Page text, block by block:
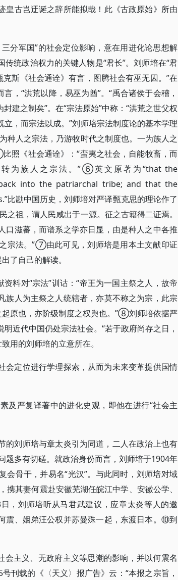
古岂迂诞之辞所能拟哉！此《古政原始》所由
分军国”的社会定位影响，意在用进化论思想解
统政治权力的关键人物是“君长”。刘师培在“君
斯《社会通诠》有言，图腾社会有巫无囚。”在
，“洪荒以降，易巫为酋”。“禹合诸侯于会稽，
建之制矣”。在“宗法原始”中称：“洪荒之世父权
，而宗法以成。”刘师培宗法制度论的基本学理
种人之宗法，乃游牧时代之制度也。一为族人之
照《社会通诠》：“蛮夷之社会，自能牧畜，而
为族人之宗法。”⑥英文原著为“that the
into the patriarchal tribe; and that the
勘中国历史，刘师培对严译甄克思的理论作了
祖，谓人民咸出于一源。征之古籍得二证焉。
滋蕃，而谱系之学亦日显，由是种人之中各推
宗法。”⑦由此可见，刘师培是用本土文献印证
了自己的解读。
料对“宗法”训诂：“帝王为一国主祭之人，故帝
族人为主祭之人统辖者，亦莫不称之为宗，此宗
起原也，亦阶级制度之权舆也。”⑧刘师培依据严
近代中国仍处宗法社会。“若于政府尚存之日，
用的刘师培的立意所在。
会定位进行学理探索，从而为未来变革提供国情
及严复译著中的进化史观，即他在进行“社会主
的刘师培与章太炎引为同道，二人在政治上也有
题多有切磋。就政治身份而言，刘师培于1904年
骨干，并易名“光汉”。与此同时，刘师培对域
其妻何震赴安徽芜湖任皖江中学、安徽公学、
，刘师培听从马君武建议，应章太炎等人的邀
震、姻弟汪公权并苏曼殊一起，东渡日本。⑩到
主义、无政府主义等思潮的影响，并以何震名
刊载的《〈天义〉报广告》云：“本报之宗旨，